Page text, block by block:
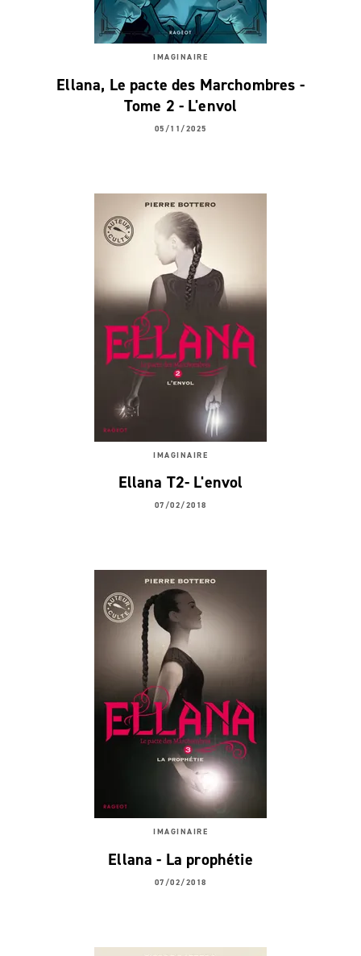
IMAGINAIRE
Ellana, Le pacte des Marchombres -
Tome 2 - L'envol
05/11/2025
IMAGINAIRE
Ellana T2- L'envol
07/02/2018
IMAGINAIRE
Ellana - La prophétie
07/02/2018